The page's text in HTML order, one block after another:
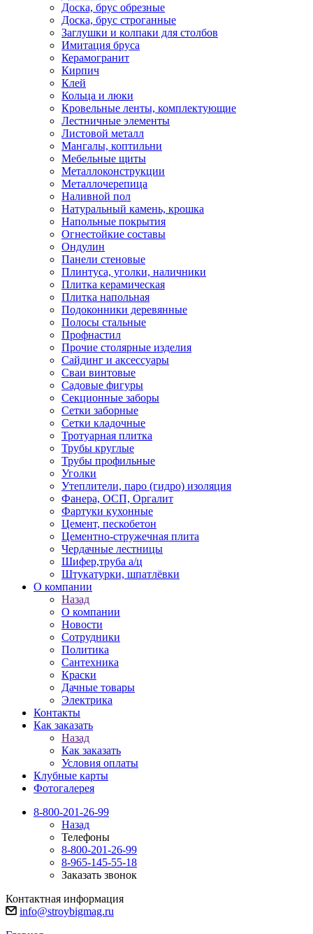
Доска, брус обрезные
Доска, брус строганные
Заглушки и колпаки для столбов
Имитация бруса
Керамогранит
Кирпич
Клей
Кольца и люки
Кровельные ленты, комплектующие
Лестничные элементы
Листовой металл
Мангалы, коптильни
Мебельные щиты
Металлоконструкции
Металлочерепица
Наливной пол
Натуральный камень, крошка
Напольные покрытия
Огнестойкие составы
Ондулин
Панели стеновые
Плинтуса, уголки, наличники
Плитка керамическая
Плитка напольная
Подоконники деревянные
Полосы стальные
Профнастил
Прочие столярные изделия
Сайдинг и аксессуары
Сваи винтовые
Садовые фигуры
Секционные заборы
Сетки заборные
Сетки кладочные
Тротуарная плитка
Трубы круглые
Трубы профильные
Уголки
Утеплители, паро (гидро) изоляция
Фанера, ОСП, Оргалит
Фартуки кухонные
Цемент, пескобетон
Цементно-стружечная плита
Чердачные лестницы
Шифер,труба а/ц
Штукатурки, шпатлёвки
О компании
Назад
О компании
Новости
Сотрудники
Политика
Сантехника
Краски
Дачные товары
Электрика
Контакты
Как заказать
Назад
Как заказать
Условия оплаты
Клубные карты
Фотогалерея
8-800-201-26-99
Назад
Телефоны
8-800-201-26-99
8-965-145-55-18
Заказать звонок
Контактная информация
info@stroybigmag.ru